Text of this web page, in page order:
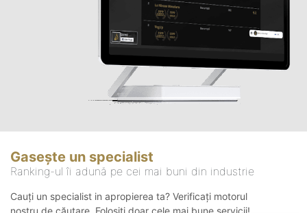
Gasește un specialist
Ranking-ul îi adună pe cei mai buni din industrie
Cauți un specialist in apropierea ta? Verificați motorul
nostru de căutare. Folosiți doar cele mai bune servicii!